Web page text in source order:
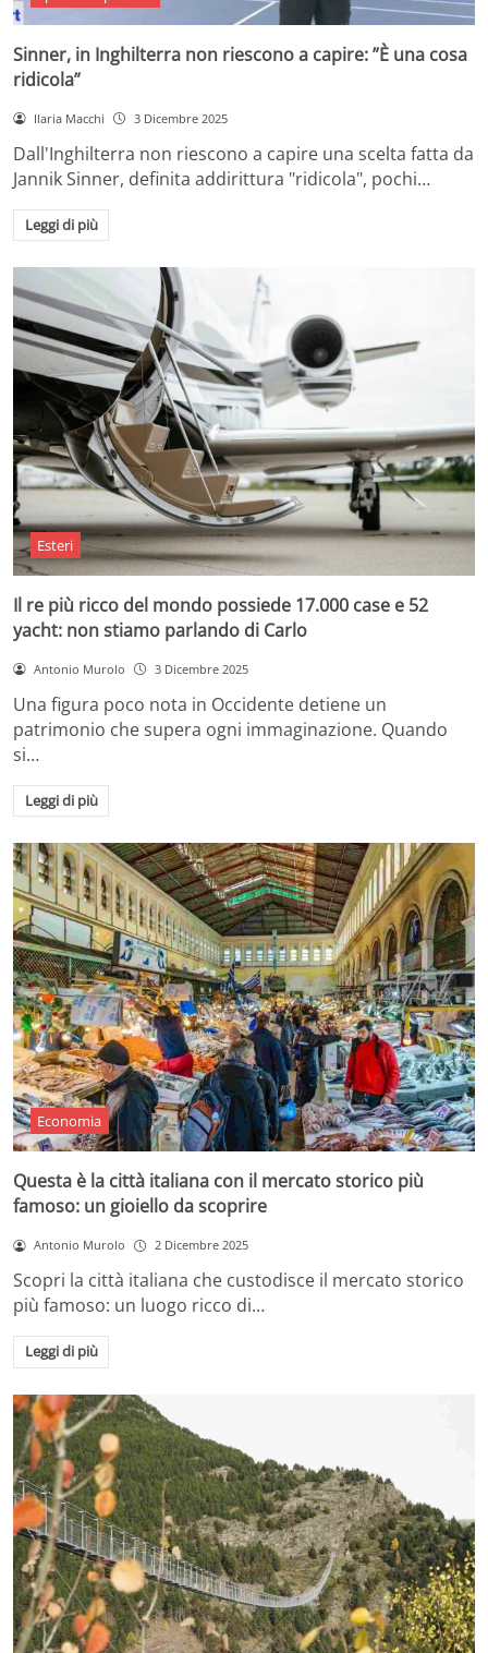
Sinner, in Inghilterra non riescono a capire: ”È una cosa
ridicola”
Ilaria Macchi 3 Dicembre 2025
Dall'Inghilterra non riescono a capire una scelta fatta da
Jannik Sinner, definita addirittura "ridicola", pochi…
Leggi di più
Esteri
Il re più ricco del mondo possiede 17.000 case e 52
yacht: non stiamo parlando di Carlo
Antonio Murolo 3 Dicembre 2025
Una figura poco nota in Occidente detiene un
patrimonio che supera ogni immaginazione. Quando
si…
Leggi di più
Economia
Questa è la città italiana con il mercato storico più
famoso: un gioiello da scoprire
Antonio Murolo 2 Dicembre 2025
Scopri la città italiana che custodisce il mercato storico
più famoso: un luogo ricco di…
Leggi di più